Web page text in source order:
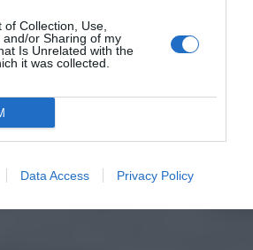
Collection, Use,
and/or Sharing of my
Is Unrelated with the
it was collected.
Data Access Privacy Policy